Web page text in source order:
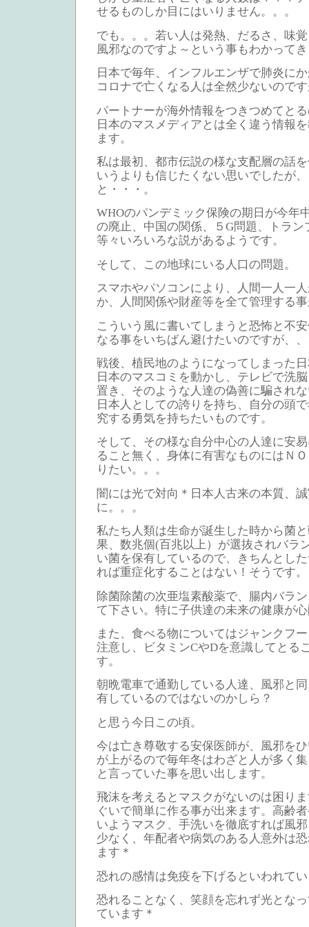
せるものしか目にはいりません。。。
でも。。。若い人は発熱、だるさ、味
風邪なのですよ～という事もわかって
日本で毎年、インフルエンザで肺炎に
コロナで亡くなる人は全然少ないので
パートナーが海外情報をつきつめてと
日本のマスメディアとは全く違う情報
ます。
私は最初、都市伝説の様な支配層の話
いうよりも信じたくない思いでしたが
と・・・。
WHOのパンデミック保険の期日が今年
の廃止、中国の関係、５G問題、トラ
等々いろいろな説があるようです。
そして、この地球にいる人口の問題。
スマホやパソコンにより、人間一人一
か、人間関係や財産等を全て管理する
こういう風に書いてしまうと恐怖と不
なる事をいちばん避けたいのですが、
戦後、植民地のようになってしまった
日本のマスコミを動かし、テレビで洗
置き、そのような人達の偽善に騙され
日本人としての誇りを持ち、自分の頭
究する勇気を持ちたいものです。
そして、その様な自分中心の人達に安
ること無く、身体に有害なものにはＮ
りたい。。。
闇には光で対向＊日本人古来の本質、
に。。。
私たち人類は生命が誕生した時から菌
果、数兆個(百兆以上）が選抜されバラ
い菌を保有しているので、きちんとし
れば重症化することはない！そうです。
除菌除菌の次亜塩素酸薬で、腸内バラ
て下さい。特に子供達の未来の健康が
また、食べる物についてはジャンクフ
注意し、ビタミンCやDを意識してとる
す。
朝晩電車で通勤している人達、風邪と
有しているのではないのかしら？
と思う今日この頃。
今は亡き尊敬する安保医師が、風邪を
が上がるので毎年冬はわざと人が多く
と言っていた事を思い出します。
飛沫を考えるとマスクがないのは困り
ぐいで簡単に作る事が出来ます。高齢
いようマスク、手洗いを徹底すれば風
少なく、年配者や病気のある人意外は
ます＊
恐れの感情は免疫を下げるといわれて
恐れることなく、笑顔を忘れず光とな
ています＊